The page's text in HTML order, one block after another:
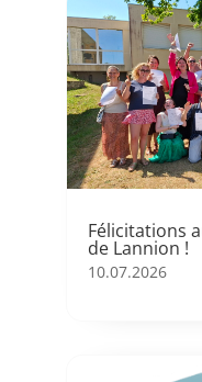
Félicitations
de Lannion !
10.07.2026